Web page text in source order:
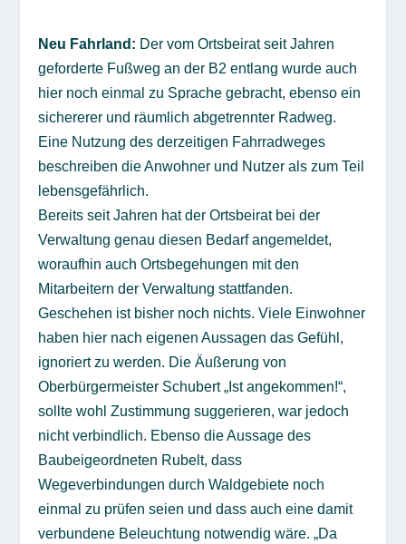
Neu Fahrland: Der vom Ortsbeirat seit Jahren
geforderte Fußweg an der B2 entlang wurde auch
hier noch einmal zu Sprache gebracht, ebenso ein
sichererer und räumlich abgetrennter Radweg.
Eine Nutzung des derzeitigen Fahrradweges
beschreiben die Anwohner und Nutzer als zum Teil
lebensgefährlich.
Bereits seit Jahren hat der Ortsbeirat bei der
Verwaltung genau diesen Bedarf angemeldet,
woraufhin auch Ortsbegehungen mit den
Mitarbeitern der Verwaltung stattfanden.
Geschehen ist bisher noch nichts. Viele Einwohner
haben hier nach eigenen Aussagen das Gefühl,
ignoriert zu werden. Die Äußerung von
Oberbürgermeister Schubert „Ist angekommen!“,
sollte wohl Zustimmung suggerieren, war jedoch
nicht verbindlich. Ebenso die Aussage des
Baubeigeordneten Rubelt, dass
Wegeverbindungen durch Waldgebiete noch
einmal zu prüfen seien und dass auch eine damit
verbundene Beleuchtung notwendig wäre. „Da